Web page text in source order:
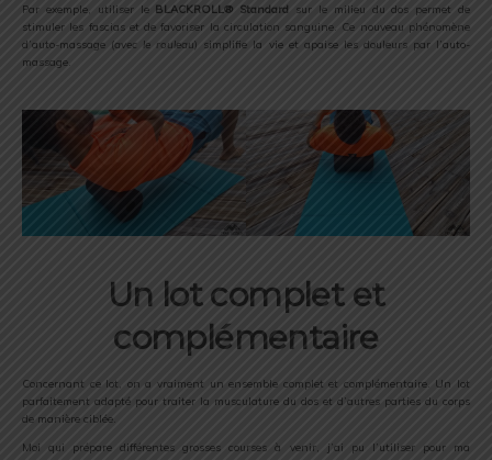
Par exemple, utiliser le BLACKROLL® Standard sur le milieu du dos permet de
stimuler les fascias et de favoriser la circulation sanguine. Ce nouveau phénomène
d’auto-massage (avec le rouleau) simplifie la vie et apaise les douleurs par l’auto-
massage.
Un lot complet et
complémentaire
Concernant ce lot, on a vraiment un ensemble complet et complémentaire. Un lot
parfaitement adapté pour traiter la musculature du dos et d’autres parties du corps
de manière ciblée.
Moi qui prépare différentes grosses courses à venir, j’ai pu l’utiliser pour ma